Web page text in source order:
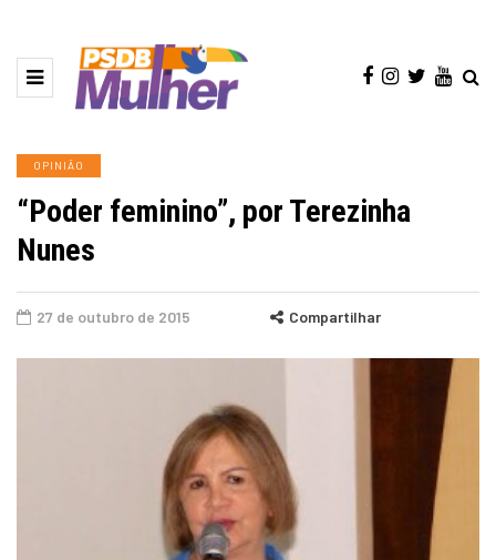
OPINIÃO
“Poder feminino”, por Terezinha
Nunes
27 de outubro de 2015 Compartilhar